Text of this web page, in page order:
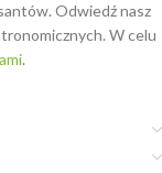
Odwiedź nasz
W celu
.